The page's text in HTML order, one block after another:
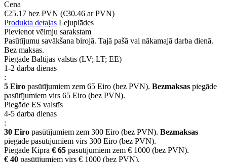
Cena
€25.17 bez PVN (€30.46 ar PVN)
Produkta detaļas Lejuplādes
Pievienot vēlmju sarakstam
Pasūtījumu savākšana birojā. Tajā pašā vai nākamajā darba dienā.
Bez maksas.
Piegāde Baltijas valstīs (LV; LT; EE)
1-2 darba dienas
:
5 Eiro pasūtījumiem zem 65 Eiro (bez PVN). Bezmaksas piegāde
pasūtījumiem virs 65 Eiro (bez PVN).
Piegāde ES valstīs
4-5 darba dienas
:
30 Eiro pasūtījumiem zem 300 Eiro (bez PVN). Bezmaksas
piegāde pasūtījumiem virs 300 Eiro (bez PVN).
Piegāde Kiprā € 65 pasutījumiem zem € 1000 (bez PVN).
€ 40 pasūtījumiem virs € 1000 (bez PVN).